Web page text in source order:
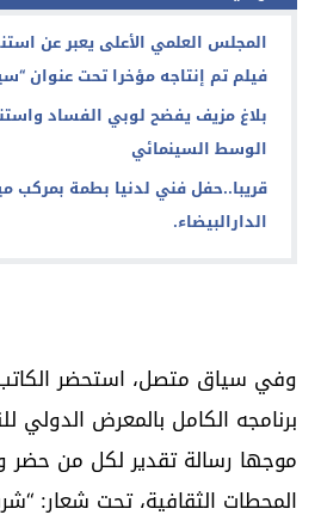
المجلس العلمي الأعلى يعبر عن
فيلم تم إنتاجه مؤخرا تحت عنوان
بلاغ مزيف يفضح لوبي الفساد
الوسط السينمائي
قريبا..حفل فني لدنيا بطمة بمركب
الدارالبيضاء.
وفي سياق متصل، استحضر
برنامجه الكامل بالمعرض الدولي
موجها رسالة تقدير لكل من
المحطات الثقافية، تحت شعار: